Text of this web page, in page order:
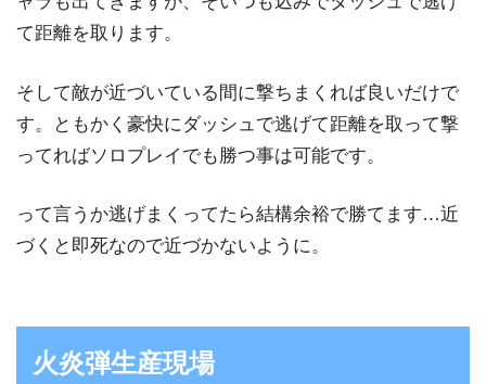
て距離を取ります。
そして敵が近づいている間に撃ちまくれば良いだけで
す。ともかく豪快にダッシュで逃げて距離を取って撃
ってればソロプレイでも勝つ事は可能です。
って言うか逃げまくってたら結構余裕で勝てます…近
づくと即死なので近づかないように。
火炎弾生産現場